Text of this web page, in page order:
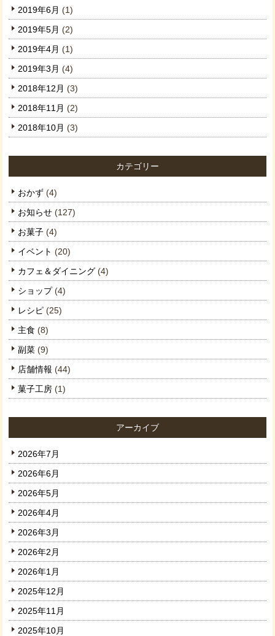
2019年6月 (1)
2019年5月 (2)
2019年4月 (1)
2019年3月 (4)
2018年12月 (3)
2018年11月 (2)
2018年10月 (3)
カテゴリー
おかず (4)
お知らせ (127)
お菓子 (4)
イベント (20)
カフェ＆ダイニング (4)
ショップ(4)
レシピ (25)
主食 (8)
副菜 (9)
店舗情報 (44)
菓子工房 (1)
アーカイブ
2026年7月
2026年6月
2026年5月
2026年4月
2026年3月
2026年2月
2026年1月
2025年12月
2025年11月
2025年10月